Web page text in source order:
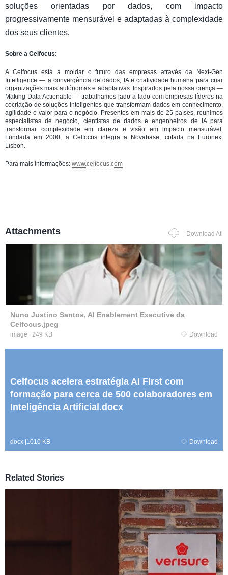
soluções orientadas por dados, com impacto
progressivamente mensurável e adaptadas à complexidade
dos seus clientes.
Sobre a Celfocus:
A Celfocus está a moldar o futuro das empresas através da Next-Gen
Intelligence — a convergência de dados, IA e criatividade humana para criar
organizações mais autónomas e adaptativas. Inspirados pela nossa crença —
Making Data Actionable — trabalhamos lado a lado com empresas líderes na
cocriação de soluções inteligentes que transformam dados em conhecimento,
agilidade e valor para o negócio. Presentes em mais de 25 países, reunimos
especialistas de negócio, cientistas de dados e engenheiros de IA para
transformar complexidade em clareza e visão em impacto mensurável.
Fundada em 2000, a Celfocus integra a Novabase, cotada na Euronext
Lisbon.
Para mais informações: www.celfocus.com
Attachments Download All
Nuno Justino Santos, AI Enablement Executive da
Celfocus.jpeg
image 249 KB Download
Celfocus acelera estratégia AI First com
formação para cerca de 500 colaboradores em
Inteligência Artificial.docx
docx 1010 KB Download
Related Stories